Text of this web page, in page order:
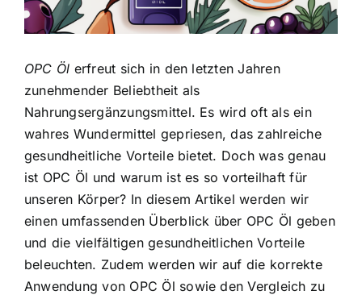
OPC Öl erfreut sich in den letzten Jahren
zunehmender Beliebtheit als
Nahrungsergänzungsmittel. Es wird oft als ein
wahres Wundermittel gepriesen, das zahlreiche
gesundheitliche Vorteile bietet. Doch was genau
ist OPC Öl und warum ist es so vorteilhaft für
unseren Körper? In diesem Artikel werden wir
einen umfassenden Überblick über OPC Öl geben
und die vielfältigen gesundheitlichen Vorteile
beleuchten. Zudem werden wir auf die korrekte
Anwendung von OPC Öl sowie den Vergleich zu